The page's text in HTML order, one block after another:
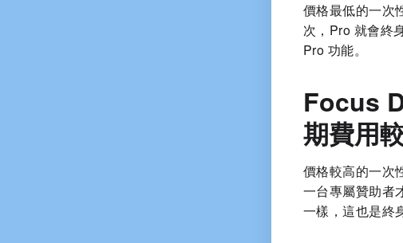
價格最低的一次
次，Pro 就會終
Pro 功能。
Focus
期費用
價格較高的一次
一台專屬贊助者
一樣，這也是終